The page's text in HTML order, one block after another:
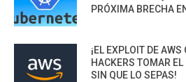
PRÓXIMA BRECHA
¡EL EXPLOIT DE
HACKERS TOMAR
SIN QUE LO SEPAS!